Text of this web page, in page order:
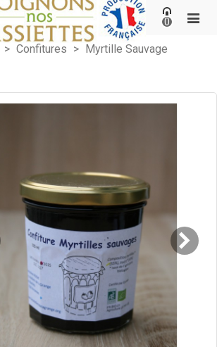
0
> Confitures > Myrtille Sauvage